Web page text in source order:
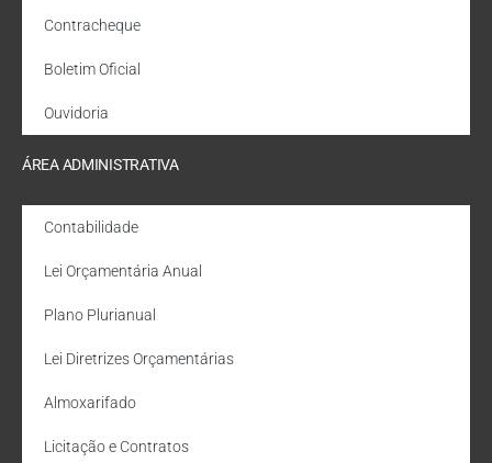
Contracheque
Boletim Oficial
Ouvidoria
ÁREA ADMINISTRATIVA
Contabilidade
Lei Orçamentária Anual
Plano Plurianual
Lei Diretrizes Orçamentárias
Almoxarifado
Licitação e Contratos